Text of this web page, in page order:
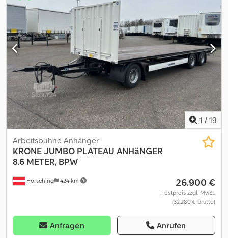
ABS (Antiblockiersystem), seitl. Alu-Fahrschutz Auf Wunsch
Wechselbrücke gegen Aufpreis von 500,- bis 3.000,- EUR je nach
Baujahr und Zustand! Scheibenbremsen ZUBEHÖRANGABEN
OHNE GEWÄHR, Änderungen, Zwischenverkauf und Irrtümer
vorbehalten! Credpfx Adji Rnkvsijf - .
1 / 19
Hörsching 424 km
Arbeitsbühne Anhänger
KRONEJUMBO PLATEAU ANHäNGER
8.6 METER, BPW
26.900 €
Festpreis zzgl. MwSt.
(32.280 € brutto)
Anfragen Anrufen